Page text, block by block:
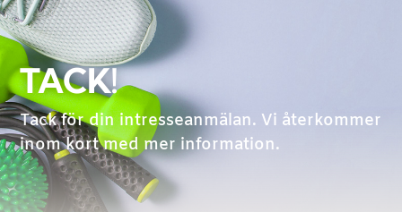
TACK!
Tack för din intresseanmälan. Vi återkommer
inom kort med mer information.